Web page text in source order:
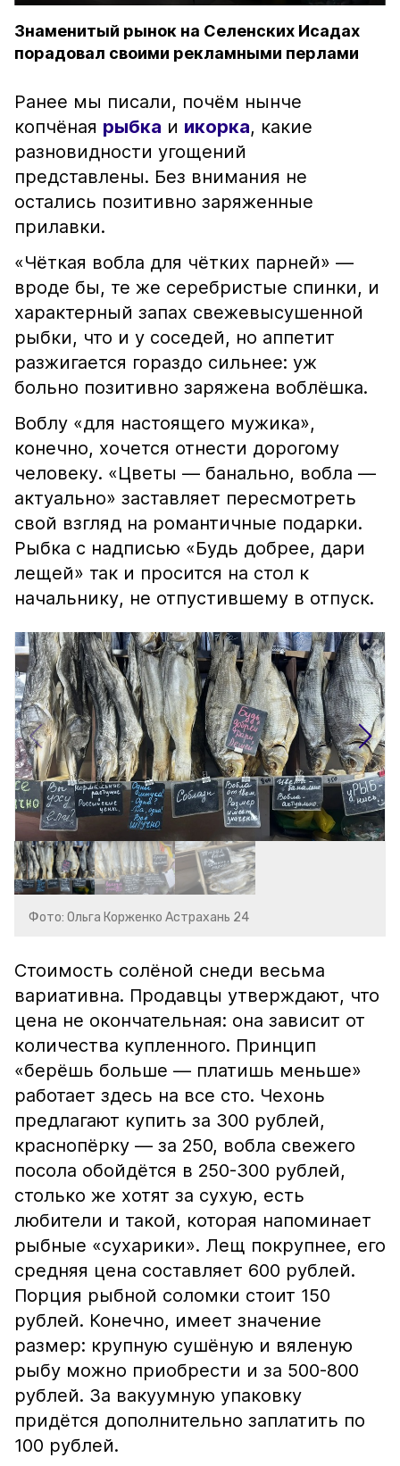
Знаменитый рынок на Селенских Исадах
порадовал своими рекламными перлами
Ранее мы писали, почём нынче
копчёная рыбка и икорка, какие
разновидности угощений
представлены. Без внимания не
остались позитивно заряженные
прилавки.
«Чёткая вобла для чётких парней» —
вроде бы, те же серебристые спинки, и
характерный запах свежевысушенной
рыбки, что и у соседей, но аппетит
разжигается гораздо сильнее: уж
больно позитивно заряжена воблёшка.
Воблу «для настоящего мужика»,
конечно, хочется отнести дорогому
человеку. «Цветы — банально, вобла —
актуально» заставляет пересмотреть
свой взгляд на романтичные подарки.
Рыбка с надписью «Будь добрее, дари
лещей» так и просится на стол к
начальнику, не отпустившему в отпуск.
Фото: Ольга Корженко Астрахань 24
Стоимость солёной снеди весьма
вариативна. Продавцы утверждают, что
цена не окончательная: она зависит от
количества купленного. Принцип
«берёшь больше — платишь меньше»
работает здесь на все сто. Чехонь
предлагают купить за 300 рублей,
краснопёрку — за 250, вобла свежего
посола обойдётся в 250-300 рублей,
столько же хотят за сухую, есть
любители и такой, которая напоминает
рыбные «сухарики». Лещ покрупнее, его
средняя цена составляет 600 рублей.
Порция рыбной соломки стоит 150
рублей. Конечно, имеет значение
размер: крупную сушёную и вяленую
рыбу можно приобрести и за 500-800
рублей. За вакуумную упаковку
придётся дополнительно заплатить по
100 рублей.